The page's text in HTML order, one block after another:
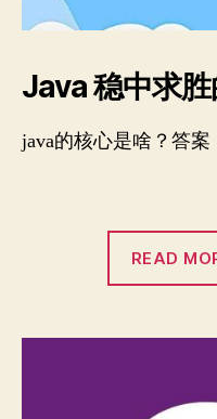
Java 稳中求
java的核心是啥？答案
READ